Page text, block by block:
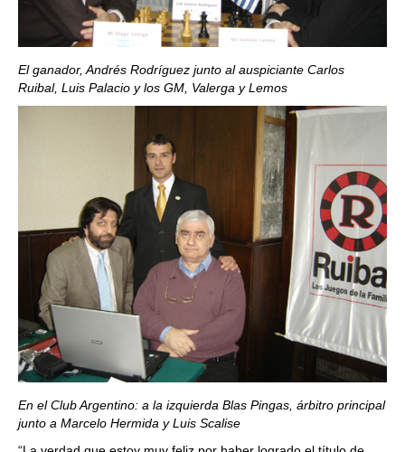
El ganador, Andrés Rodríguez junto al auspiciante Carlos
Ruibal, Luis Palacio y los GM, Valerga y Lemos
En el Club Argentino: a la izquierda Blas Pingas, árbitro principal
junto a Marcelo Hermida y Luis Scalise